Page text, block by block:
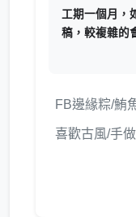
工期一個月，
稿，較複雜的
FB邊緣粽/鮪
喜歡古風/手